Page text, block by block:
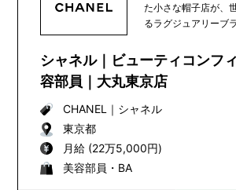
た小さな帽子店が、
るラグジュアリーブ
シャネル｜ビューティコンフ
容部員｜大丸東京店
CHANEL ｜ シャネル
東京都
月給 (22万5,000円)
美容部員・BA